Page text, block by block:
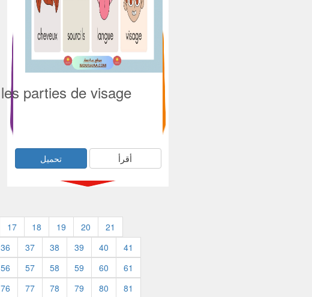
les parties de visage
أقرأ تحميل
17 18 19 20
21
36 37 38 39 40
41
56 57 58 59 60
61
76 77 78 79 80
81